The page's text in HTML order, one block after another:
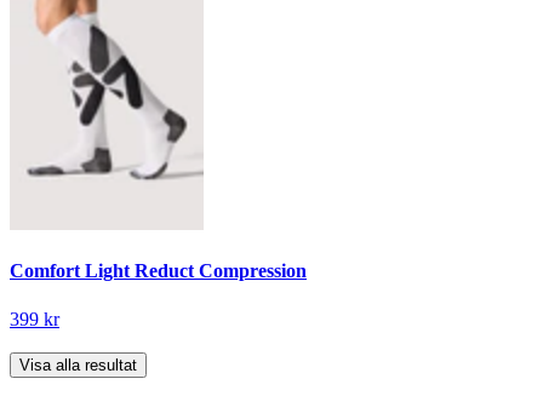
Comfort Light Reduct Compression
399 kr
Visa alla resultat